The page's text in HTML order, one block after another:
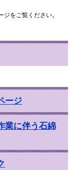
をご覧ください。
ージ
業に伴う石綿